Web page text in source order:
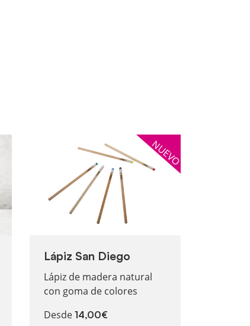
NUEVO
Lápiz San Diego
Lápiz de madera natural
con goma de colores
Desde 14,00€
Ver más Lápiz San Diego